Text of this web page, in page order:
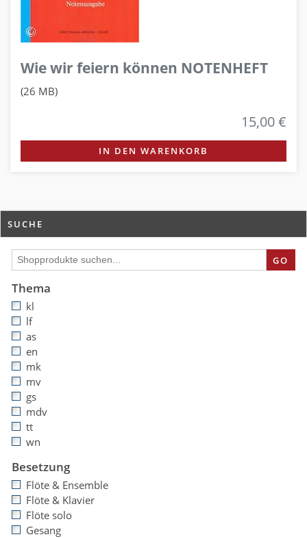
Wie wir feiern können NOTENHEFT
(26 MB)
15,00 €
IN DEN WARENKORB
SUCHE
GO
Thema
kl
lf
as
en
mk
mv
gs
mdv
tt
wn
Besetzung
Flöte & Ensemble
Flöte & Klavier
Flöte solo
Gesang